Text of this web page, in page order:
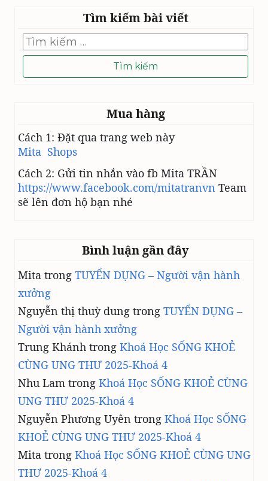
Tìm kiếm bài viết
Tìm
kiếm
cho:
Mua hàng
Cách 1: Đặt qua trang web này
Mita Shops
Cách 2: Gửi tin nhắn vào fb Mita TRẦN
https://www.facebook.com/mitatranvn Team
sẽ lên đơn hộ bạn nhé
Bình luận gần đây
Mita trong TUYỂN DỤNG – Người vận hành
xưởng
Nguyễn thị thuỳ dung trong TUYỂN DỤNG –
Người vận hành xưởng
Trung Khánh trong Khoá Học SỐNG KHOẺ
CÙNG UNG THƯ 2025-Khoá 4
Nhu Lam trong Khoá Học SỐNG KHOẺ CÙNG
UNG THƯ 2025-Khoá 4
Nguyễn Phương Uyên trong Khoá Học SỐNG
KHOẺ CÙNG UNG THƯ 2025-Khoá 4
Mita trong Khoá Học SỐNG KHOẺ CÙNG UNG
THƯ 2025-Khoá 4